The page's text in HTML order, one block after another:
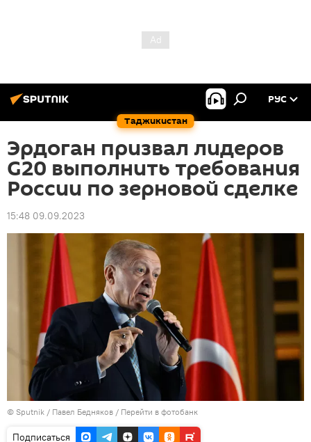
Таджикистан
РУС
Эрдоган призвал лидеров
G20 выполнить требования
России по зерновой сделке
15:48 09.09.2023
© Sputnik / Павел Бедняков / Перейти в фотобанк
Подписаться